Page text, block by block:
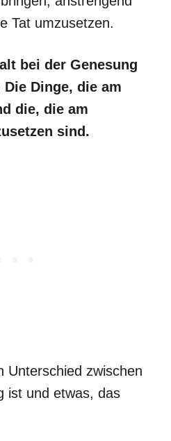
Tat umzusetzen.
bei der Genesung
Dinge, die am
die, die am
sind.
Unterschied zwischen
ist und etwas, das